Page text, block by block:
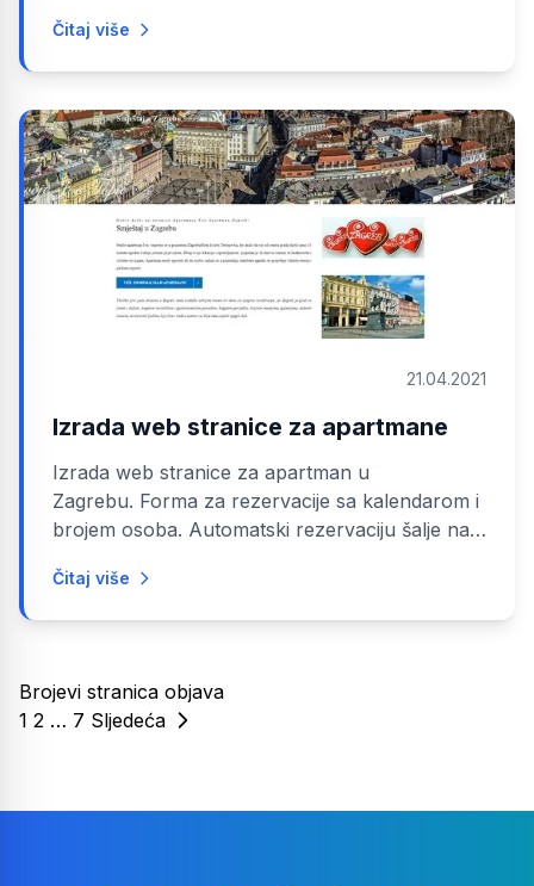
Čitaj više
21.04.2021
Izrada web stranice za apartmane
Izrada web stranice za apartman u
Zagrebu. Forma za rezervacije sa kalendarom i
brojem osoba. Automatski rezervaciju šalje na
smještajnih...
Čitaj više
Brojevi stranica objava
1 2 … 7 Sljedeća